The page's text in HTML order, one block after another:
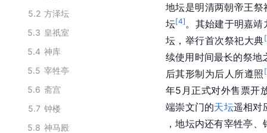
5.2 方泽坛
5.3 皇祇室
5.4 神库
5.5 宰牲亭
5.6 斋宫
5.7 钟楼
5.8 神马殿
地坛是明清两朝帝王祭
坛[4] 。其始建于明嘉
坛，举行首次祭祀大典[
续使用时间最长的祭地
后其形制为后人所遵照 [
年5月正式对外售票开
端崇文门的天坛遥相对
，地坛内还有宰牲亭、